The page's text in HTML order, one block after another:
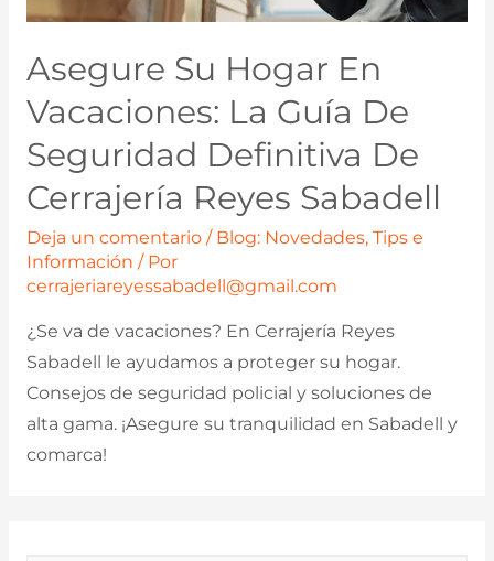
Asegure Su Hogar En
Vacaciones: La Guía De
Seguridad Definitiva De
Cerrajería Reyes Sabadell
Deja un comentario / Blog: Novedades, Tips e
Información / Por
cerrajeriareyessabadell@gmail.com
¿Se va de vacaciones? En Cerrajería Reyes
Sabadell le ayudamos a proteger su hogar.
Consejos de seguridad policial y soluciones de
alta gama. ¡Asegure su tranquilidad en Sabadell y
comarca!